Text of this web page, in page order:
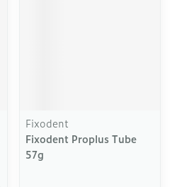
Fixodent
Fixodent Proplus Tube
57g